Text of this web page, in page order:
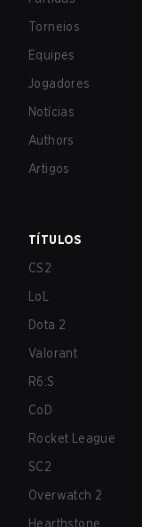
Torneios
Equipes
Jogadores
Notícias
Authors
Artigos
TÍTULOS
CS2
LoL
Dota 2
Valorant
R6:S
CoD
Rocket League
SC2
Overwatch 2
Hearthstone